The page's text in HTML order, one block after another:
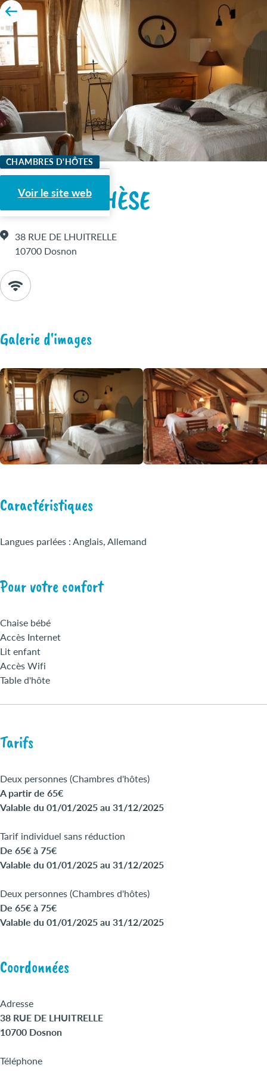
CHAMBRES D'HÔTES
Voir le site web
LA PARENTHÈSE
38 RUE DE LHUITRELLE
10700 Dosnon
Galerie d'images
Caractéristiques
Langues parlées : Anglais, Allemand
Pour votre confort
Chaise bébé
Accès Internet
Lit enfant
Accès Wifi
Table d'hôte
Tarifs
Deux personnes (Chambres d'hôtes)
A partir de 65€
Valable du 01/01/2025 au 31/12/2025
Tarif individuel sans réduction
De 65€ à 75€
Valable du 01/01/2025 au 31/12/2025
Deux personnes (Chambres d'hôtes)
De 65€ à 75€
Valable du 01/01/2025 au 31/12/2025
Coordonnées
Adresse
38 RUE DE LHUITRELLE
10700 Dosnon
Téléphone